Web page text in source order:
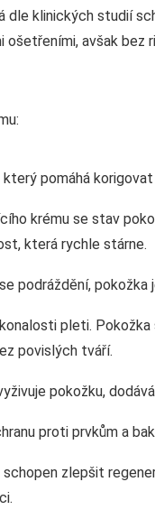
dle klinických studií
avšak bez
pomáhá
krému se stav
která rychle stárne.
podráždění, pokožka
pleti.
povislých tváří.
pokožku,
proti prvkům a
zlepšit